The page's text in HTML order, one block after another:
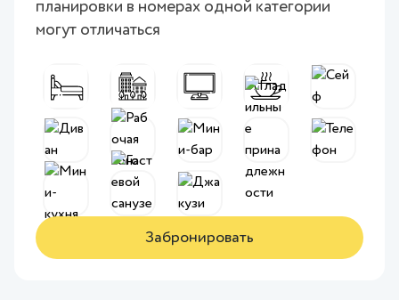
планировки в номерах одной категории
могут отличаться
Забронировать